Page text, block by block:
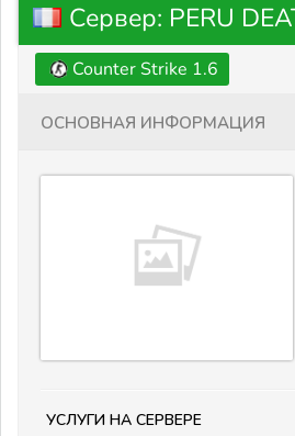
Сервер: PERU
Counter Strike 1.6
Основная информация
Услуги на сервере